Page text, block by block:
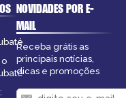
:
NOVIDADES POR E-
MAIL
Receba grátis as
principais notícias,
dicas e promoções